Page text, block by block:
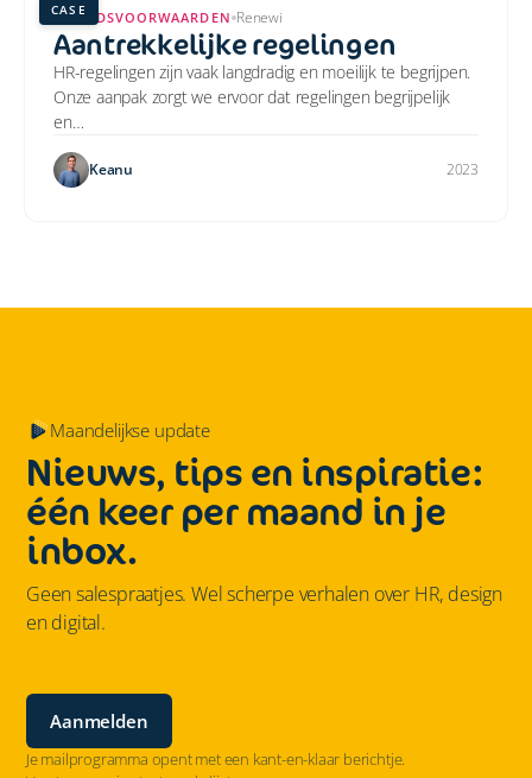
CASE
ARBEIDSVOORWAARDEN Renewi
Aantrekkelijke regelingen
HR-regelingen zijn vaak langdradig en moeilijk te begrijpen.
Onze aanpak zorgt we ervoor dat regelingen begrijpelijk
en…
Keanu 2023
Maandelijkse update
Nieuws, tips en inspiratie:
één keer per maand in je
inbox.
Geen salespraatjes. Wel scherpe verhalen over HR, design
en digital.
Aanmelden
Je mailprogramma opent met een kant-en-klaar berichtje.